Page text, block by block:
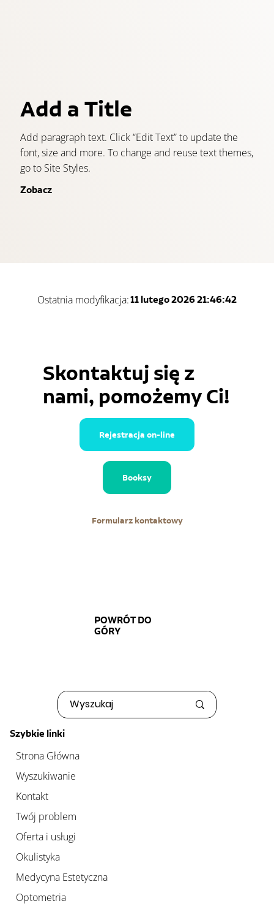
Add a Title
Add paragraph text. Click “Edit Text” to update the
font, size and more. To change and reuse text themes,
go to Site Styles.
Zobacz
Ostatnia modyfikacja:11 lutego 2026 21:46:42
Skontaktuj się z
nami, pomożemy Ci!
Rejestracja on-line
Formularz kontaktowy
Booksy
Szybkie linki
Strona Główna
Wyszukiwanie
Kontakt
Twój problem
Oferta i usługi
Okulistyka
Medycyna Estetyczna
Optometria
POWRÓT DO
GÓRY